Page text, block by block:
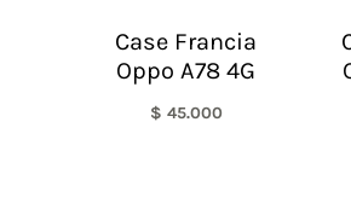
Case Francia
Oppo A78 4G
$ 45.000